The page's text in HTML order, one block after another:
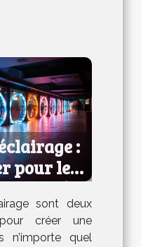
:
pour les
?
sont deux
créer une
n’importe quel